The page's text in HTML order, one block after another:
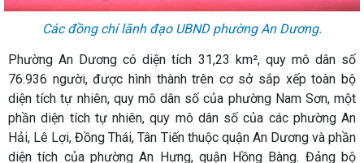
Các đồng chí lãnh đạo UBND phường An Dương.
Phường An Dương có diện tích 31,23 km², quy mô dân số
76.936 người, được hình thành trên cơ sở sắp xếp toàn bộ
diện tích tự nhiên, quy mô dân số của phường Nam Sơn, một
phần diện tích tự nhiên, quy mô dân số của các phường An
Hải, Lê Lợi, Đồng Thái, Tân Tiến thuộc quận An Dương và phần
diện tích của phường An Hưng, quận Hồng Bàng. Đảng bộ